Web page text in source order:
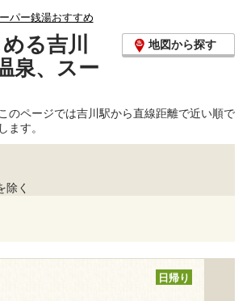
パー銭湯おすすめ
る吉川
泉、スー
地図から探す
のページでは吉川駅から直線距離で近い順で
ます。
除く
日帰り